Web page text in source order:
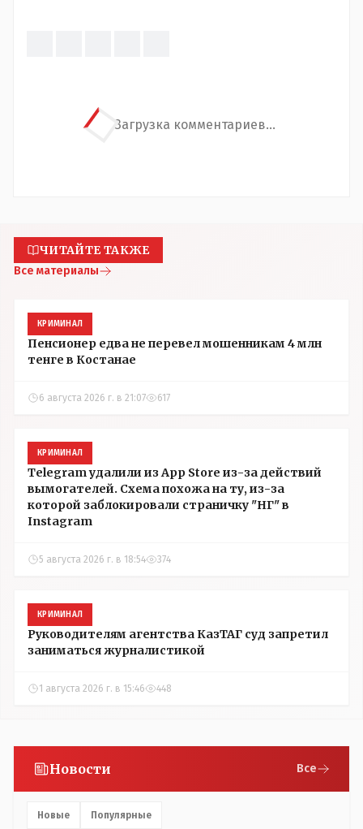
Загрузка комментариев...
ЧИТАЙТЕ ТАКЖЕ
Все материалы
КРИМИНАЛ
Пенсионер едва не перевел мошенникам 4 млн
тенге в Костанае
6 августа 2026 г. в 21:07 617
КРИМИНАЛ
Telegram удалили из App Store из-за действий
вымогателей. Схема похожа на ту, из-за
которой заблокировали страничку "НГ" в
Instagram
5 августа 2026 г. в 18:54 374
КРИМИНАЛ
Руководителям агентства КазТАГ суд запретил
заниматься журналистикой
1 августа 2026 г. в 15:46 448
Новости Все
Новые Популярные